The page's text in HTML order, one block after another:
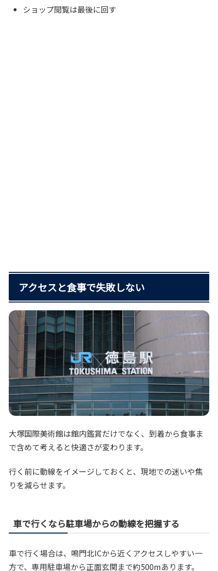
ショップ閲覧は最後に回す
アクセスと食事で失敗しない
大塚国際美術館は館内鑑賞だけでなく、到着から食事ま
で含めて考えると快適さが変わります。
行く前に動線をイメージしておくと、現地での迷いや焦
りを減らせます。
車で行くなら駐車場からの動線を把握する
車で行く場合は、鳴門北ICから近くアクセスしやすい一
方で、専用駐車場から正面玄関まで約500mあります。